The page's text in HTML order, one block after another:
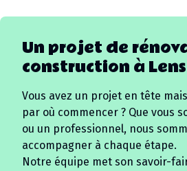
Un projet de
construction à Lens
Vous avez un projet en tête
par où commencer ? Que vous
ou un professionnel, nous
accompagner à chaque étape.
Notre équipe met son savoir-